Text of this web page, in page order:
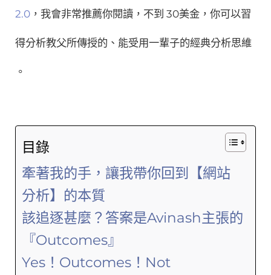
2.0 ，我會非常推薦你閱讀，不到 30美金，你可以習
得分析教父所傳授的、能受用一輩子的經典分析思維
。
目錄
牽著我的手，讓我帶你回到【網站
分析】的本質
該追逐甚麼？答案是Avinash主張的
『Outcomes』
Yes！Outcomes！Not